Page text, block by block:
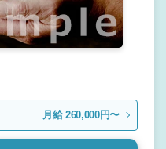
月給 260,000円〜